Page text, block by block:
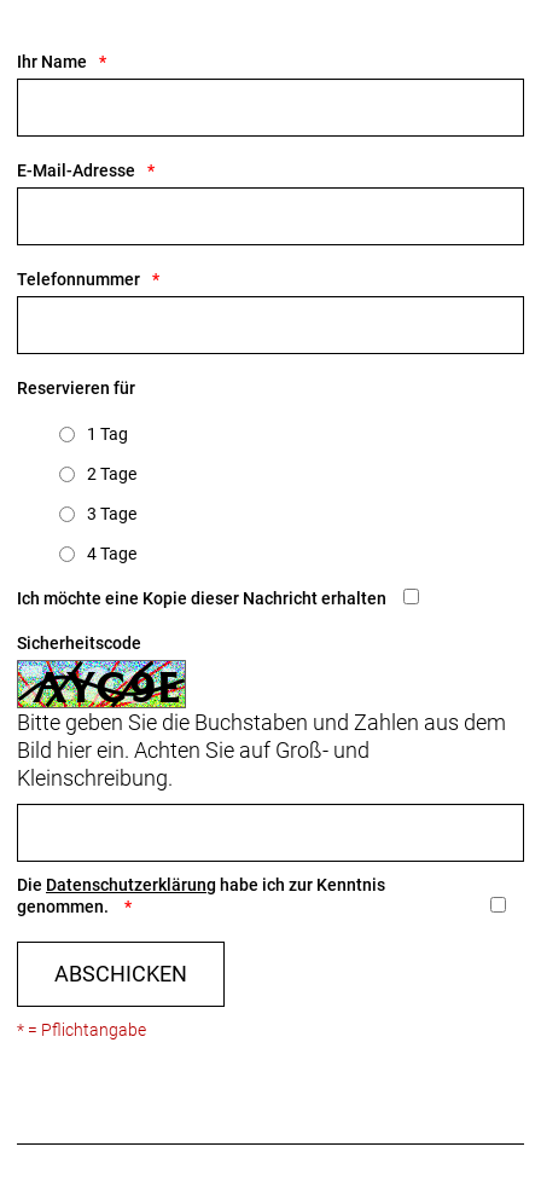
Ihr Name
E-Mail-Adresse
Telefonnummer
Reservieren für
1 Tag
2 Tage
3 Tage
4 Tage
Ich möchte eine Kopie dieser Nachricht erhalten
Sicherheitscode
Bitte geben Sie die Buchstaben und Zahlen aus dem
Bild hier ein. Achten Sie auf Groß- und
Kleinschreibung.
Die Datenschutzerklärung habe ich zur Kenntnis
genommen.
ABSCHICKEN
* = Pflichtangabe